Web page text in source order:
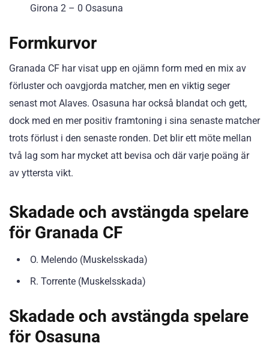
Girona 2 – 0 Osasuna
Formkurvor
Granada CF har visat upp en ojämn form med en mix av
förluster och oavgjorda matcher, men en viktig seger
senast mot Alaves. Osasuna har också blandat och gett,
dock med en mer positiv framtoning i sina senaste matcher
trots förlust i den senaste ronden. Det blir ett möte mellan
två lag som har mycket att bevisa och där varje poäng är
av yttersta vikt.
Skadade och avstängda spelare
för Granada CF
O. Melendo (Muskelsskada)
R. Torrente (Muskelsskada)
Skadade och avstängda spelare
för Osasuna